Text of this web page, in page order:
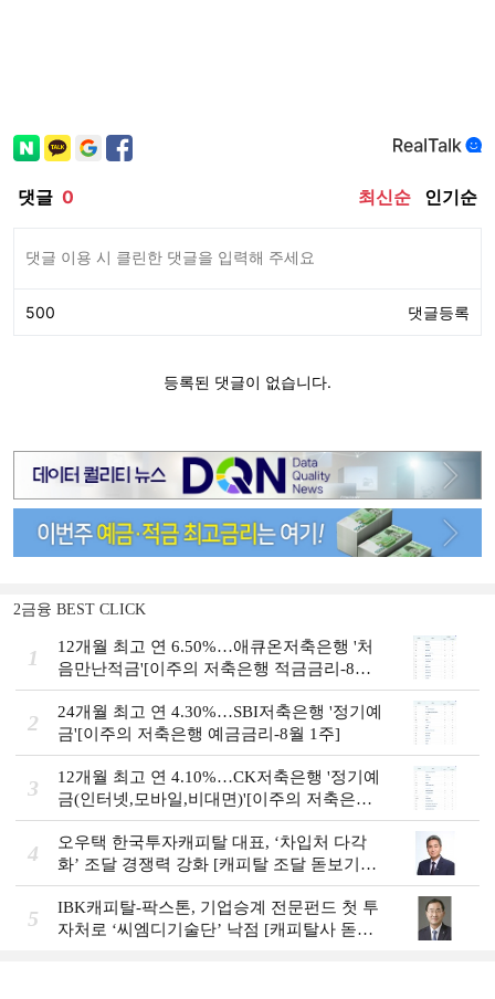
2금융 BEST CLICK
1
12개월 최고 연 6.50%…애큐온저축은행 '처
음만난적금'[이주의 저축은행 적금금리-8월
1주]
2
24개월 최고 연 4.30%…SBI저축은행 '정기예
금'[이주의 저축은행 예금금리-8월 1주]
3
12개월 최고 연 4.10%…CK저축은행 '정기예
금(인터넷,모바일,비대면)'[이주의 저축은행
예금금리-8월 1주]
4
오우택 한국투자캐피탈 대표, ‘차입처 다각
화ʼ 조달 경쟁력 강화 [캐피탈 조달 돋보기
(12)]
5
IBK캐피탈-팍스톤, 기업승계 전문펀드 첫 투
자처로 ‘씨엠디기술단’ 낙점 [캐피탈사 돋보